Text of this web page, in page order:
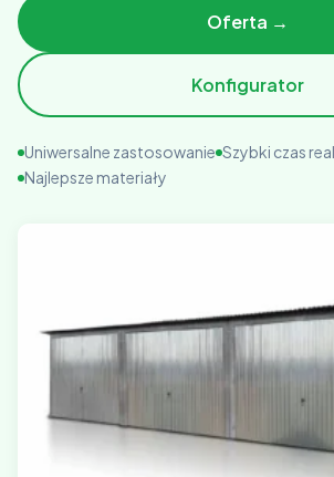
Oferta →
Konfigurator
Uniwersalne zastosowanie Szybki czas
Najlepsze materiały